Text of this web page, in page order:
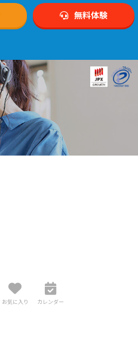
無料体験
お気に入り カレンダー